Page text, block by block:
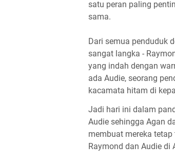
satu peran paling
sama.
Dari semua penduduk
sangat langka -
yang indah dengan
ada Audie, seorang
kacamata hitam di
Jadi hari ini dalam
Audie sehingga Agan
membuat mereka
Raymond dan Audie di